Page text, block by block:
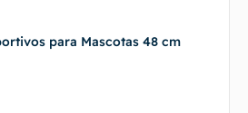
para Mascotas 48 cm